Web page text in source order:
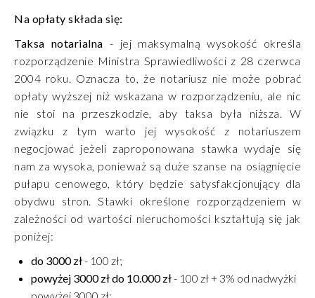
Na opłaty składa się:
Taksa notarialna - jej maksymalną wysokość określa
rozporządzenie Ministra Sprawiedliwości z 28 czerwca
2004 roku. Oznacza to, że notariusz nie może pobrać
opłaty wyższej niż wskazana w rozporządzeniu, ale nic
nie stoi na przeszkodzie, aby taksa była niższa. W
związku z tym warto jej wysokość z notariuszem
negocjować jeżeli zaproponowana stawka wydaje się
nam za wysoka, ponieważ są duże szanse na osiągnięcie
pułapu cenowego, który będzie satysfakcjonujący dla
obydwu stron. Stawki określone rozporządzeniem w
zależności od wartości nieruchomości kształtują się jak
poniżej:
do 3000 zł- 100 zł;
powyżej 3000 zł do 10.000 zł- 100 zł + 3% od nadwyżki